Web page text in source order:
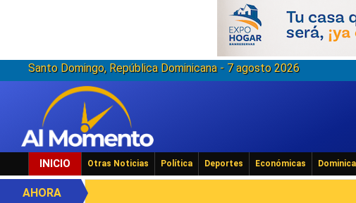
Santo Domingo, República Dominicana - 7 agosto 2026
INICIO Otras Noticias Política Deportes Económicas
AHORA